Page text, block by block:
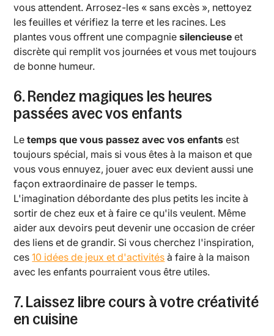
vous attendent. Arrosez-les « sans excès », nettoyez
les feuilles et vérifiez la terre et les racines. Les
plantes vous offrent une compagniesilencieuse et
discrète qui remplit vos journées et vous met toujours
de bonne humeur.
6. Rendez magiques les heures
passées avec vos enfants
Letemps que vous passez avec vos enfants est
toujours spécial, mais si vous êtes à la maison et que
vous vous ennuyez, jouer avec eux devient aussi une
façon extraordinaire de passer le temps.
L'imagination débordante des plus petits les incite à
sortir de chez eux et à faire ce qu'ils veulent. Même
aider aux devoirs peut devenir une occasion de créer
des liens et de grandir. Si vous cherchez l'inspiration,
ces10 idées de jeux et d'activités à faire à la maison
avec les enfants pourraient vous être utiles.
7. Laissez libre cours à votre créativité
en cuisine